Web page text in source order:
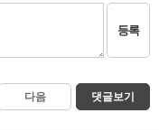
등록
다음 댓글보기